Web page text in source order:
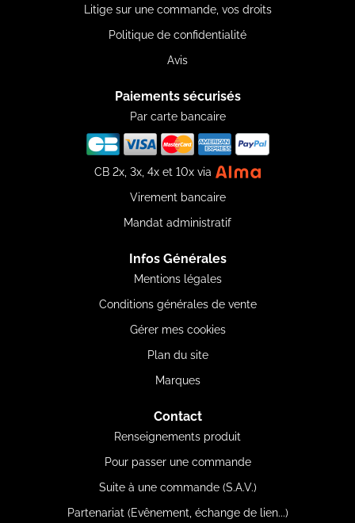
Litige sur une commande, vos droits
Politique de confidentialité
Avis
Paiements sécurisés
Par carte bancaire
CB 2x, 3x, 4x et 10x via
Virement bancaire
Mandat administratif
Infos Générales
Mentions légales
Conditions générales de vente
Gérer mes cookies
Plan du site
Marques
Contact
Renseignements produit
Pour passer une commande
Suite à une commande (S.A.V.)
Partenariat (Evênement, échange de lien...)